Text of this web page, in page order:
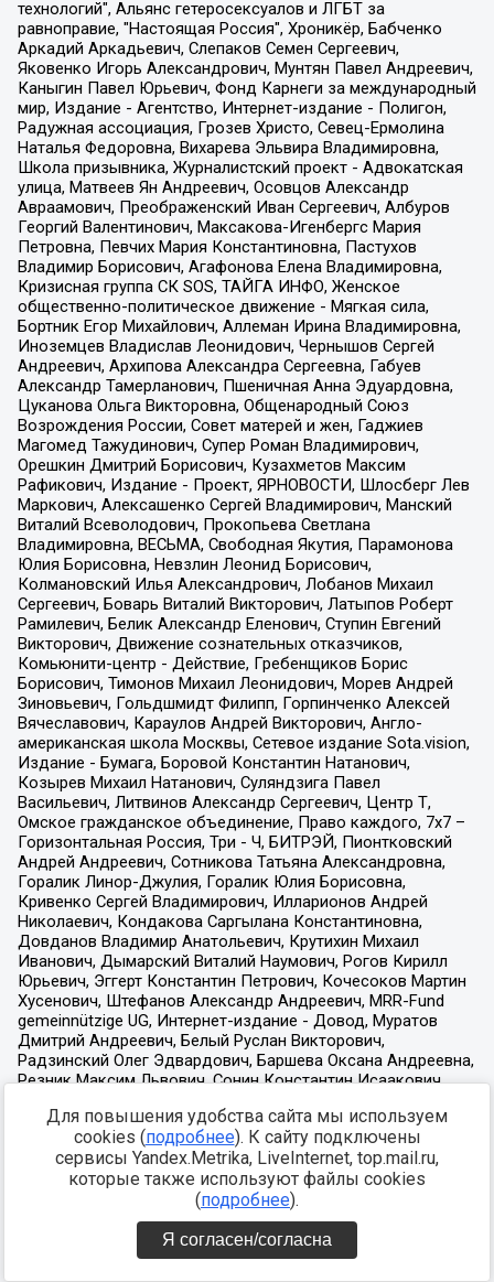
Для повышения удобства сайта мы используем
cookies (подробнее). К сайту подключены
сервисы Yandex.Metrika, LiveInternet, top.mail.ru,
которые также используют файлы cookies
(подробнее).
Я согласен/согласна